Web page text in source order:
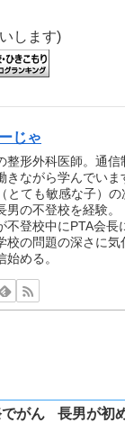
します)
じゃ
整形外科医師。通
きながら学んでいま
とても敏感な子）
男の不登校を経験。
不登校中にPTA会長
校の問題の深さに気
始める。
がん
長男が初